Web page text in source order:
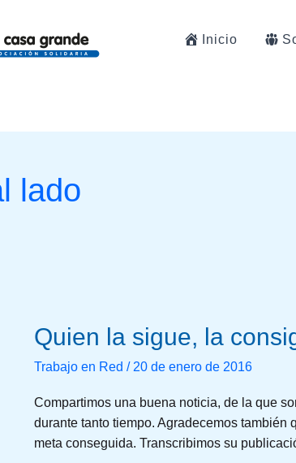
Inicio
lado
Quien la sigue, la
Trabajo en Red /20 de enero de 2016
Compartimos una buena noticia, de la que
durante tanto tiempo. Agradecemos
meta conseguida. Transcribimos su
Quien
la
sigue,
consigue